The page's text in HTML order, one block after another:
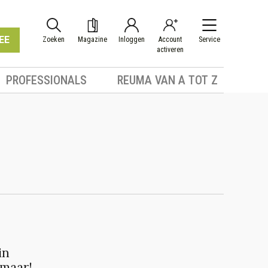
Zoeken Magazine Inloggen
Account
activeren
Service
PROFESSIONALS REUMA VAN A TOT Z